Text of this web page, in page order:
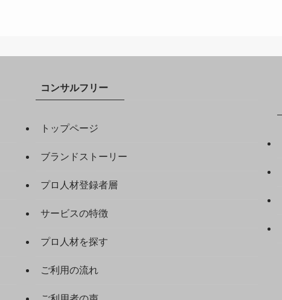
コンサルフリー
トップページ
ブランドストーリー
プロ人材登録者層
サービスの特徴
プロ人材を探す
ご利用の流れ